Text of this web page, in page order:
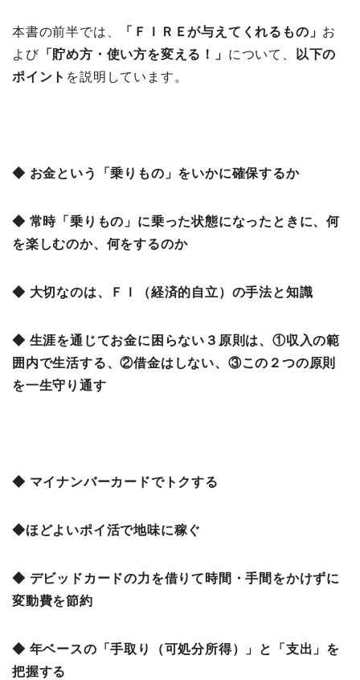
本書の前半では、 「ＦＩＲＥが与えてくれるもの」 お
よび「 貯め方・使い方を変える！」 について、
以下の
ポイント を説明しています。
◆ お金という「乗りもの」をいかに確保するか
◆ 常時「乗りもの」に乗った状態になったときに、何
を楽しむのか、何をするのか
◆ 大切なのは、ＦＩ（経済的自立）の手法と知識
◆ 生涯を通じてお金に困らない３原則は、①収入の範
囲内で生活する、②借金はしない、③この２つの原則
を一生守り通す
◆ マイナンバーカードでトクする
◆ほどよいポイ活で地味に稼ぐ
◆ デビッドカードの力を借りて時間・手間をかけずに
変動費を節約
◆ 年ベースの「手取り（可処分所得）」と「支出」を
把握する